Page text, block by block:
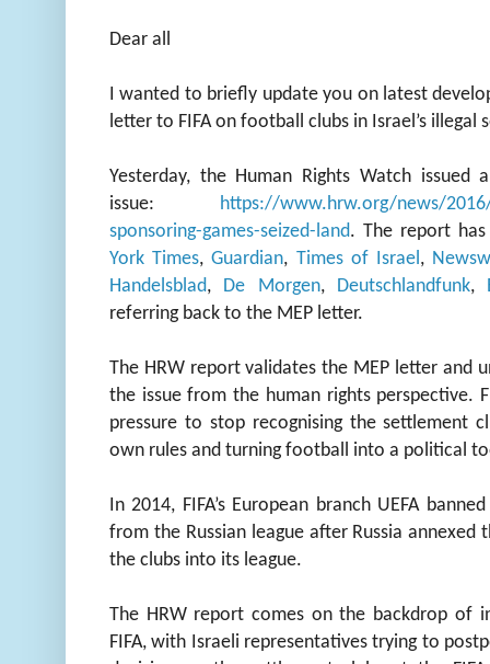
Dear all
I wanted to briefly update you on latest
letter to FIFA on football clubs in Israel’s illegal
Yesterday, the Human Rights Watch
issue:
https://www.hrw.org/news/
sponsoring-games-seized-land. The report
York Times,Guardian, Times of Israel ,
Handelsblad, De Morgen, Deutschlandfunk,
referring back to the MEP letter.
The HRW report validates the MEP letter and
the issue from the human rights perspective.
pressure to stop recognising the settlement
own rules and turning football into a political
In 2014, FIFA’s European branch UEFA
from the Russian league after Russia annexed
the clubs into its league.
The HRW report comes on the backdrop of
FIFA, with Israeli representatives trying to